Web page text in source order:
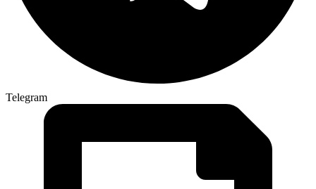
Telegram